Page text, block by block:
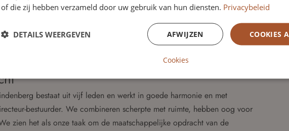
staat.
maar geen voorwaarde. Wel verwachten we dat je strategisch kunt
als toezichthouder begrijpt. Een ander perspectief – bijvoorbeeld
sector – wordt gewaardeerd. Diversiteit in achtergrond, netwerk
bestaat uit vijf leden en werkt in goede harmonie en met
bestuurder. We combineren scherpte met ruimte, hebben oog voor
zien het als onze taak om de maatschappelijke opdracht van de
of die zij hebben verzameld door uw gebruik van hun diensten. Privacybeleid
COOKIES
AFWIJZEN
DETAILS WEERGEVEN
Cookies